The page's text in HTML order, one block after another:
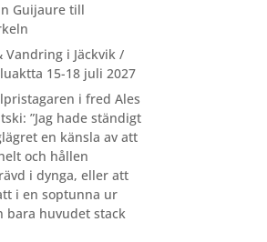
Guijaure till
Vandring i Jäckvik /
15-18 juli 2027
i fred Ales
”Jag hade ständigt
en känsla av att
och hållen
i dynga, eller att
i en soptunna ur
bara huvudet stack